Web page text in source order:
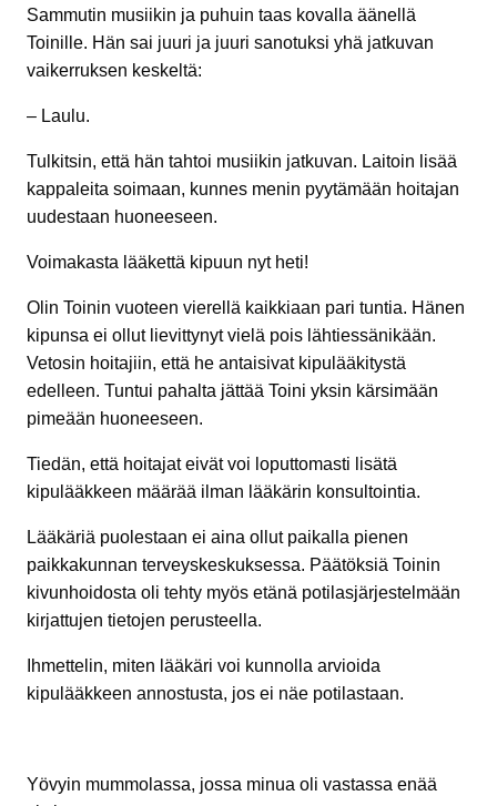
Sammutin musiikin ja puhuin taas kovalla äänellä
Toinille. Hän sai juuri ja juuri sanotuksi yhä jatkuvan
vaikerruksen keskeltä:
– Laulu.
Tulkitsin, että hän tahtoi musiikin jatkuvan. Laitoin lisää
kappaleita soimaan, kunnes menin pyytämään hoitajan
uudestaan huoneeseen.
Voimakasta lääkettä kipuun nyt heti!
Olin Toinin vuoteen vierellä kaikkiaan pari tuntia. Hänen
kipunsa ei ollut lievittynyt vielä pois lähtiessänikään.
Vetosin hoitajiin, että he antaisivat kipulääkitystä
edelleen. Tuntui pahalta jättää Toini yksin kärsimään
pimeään huoneeseen.
Tiedän, että hoitajat eivät voi loputtomasti lisätä
kipulääkkeen määrää ilman lääkärin konsultointia.
Lääkäriä puolestaan ei aina ollut paikalla pienen
paikkakunnan terveyskeskuksessa. Päätöksiä Toinin
kivunhoidosta oli tehty myös etänä potilasjärjestelmään
kirjattujen tietojen perusteella.
Ihmettelin, miten lääkäri voi kunnolla arvioida
kipulääkkeen annostusta, jos ei näe potilastaan.
Yövyin mummolassa, jossa minua oli vastassa enää